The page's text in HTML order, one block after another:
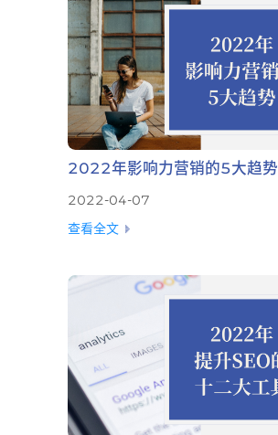
2022年影响力营销的5大趋势
2022-04-07
查看全文